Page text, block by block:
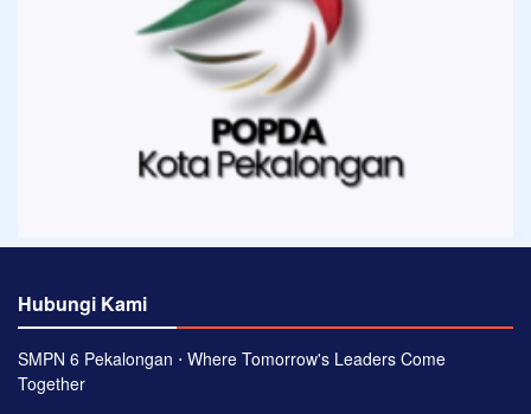
Hubungi Kami
SMPN 6 Pekalongan ⋅ Where Tomorrow's Leaders Come
Together